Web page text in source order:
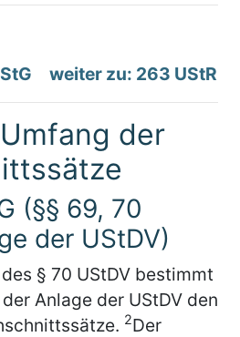
weiter zu: 263 UStR
der
(§§ 69, 70
der UStDV)
§ 70 UStDV bestimmt
Anlage der UStDV den
2Der